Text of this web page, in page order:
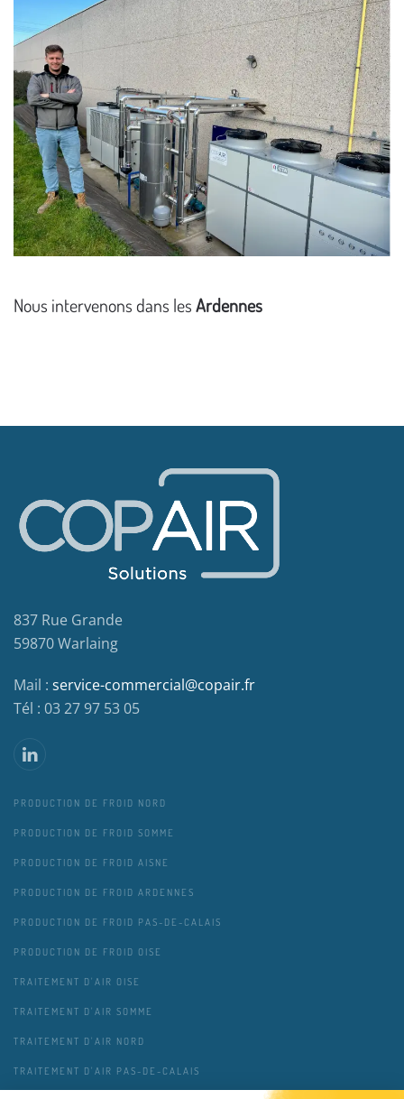
Nous intervenons dans lesArdennes
837 Rue Grande
59870 Warlaing
Mail : service-commercial@copair.fr
Tél : 03 27 97 53 05
PRODUCTION DE FROID NORD
PRODUCTION DE FROID SOMME
PRODUCTION DE FROID AISNE
PRODUCTION DE FROID ARDENNES
PRODUCTION DE FROID PAS-DE-CALAIS
PRODUCTION DE FROID OISE
TRAITEMENT D'AIR OISE
TRAITEMENT D'AIR SOMME
TRAITEMENT D'AIR NORD
TRAITEMENT D'AIR PAS-DE-CALAIS